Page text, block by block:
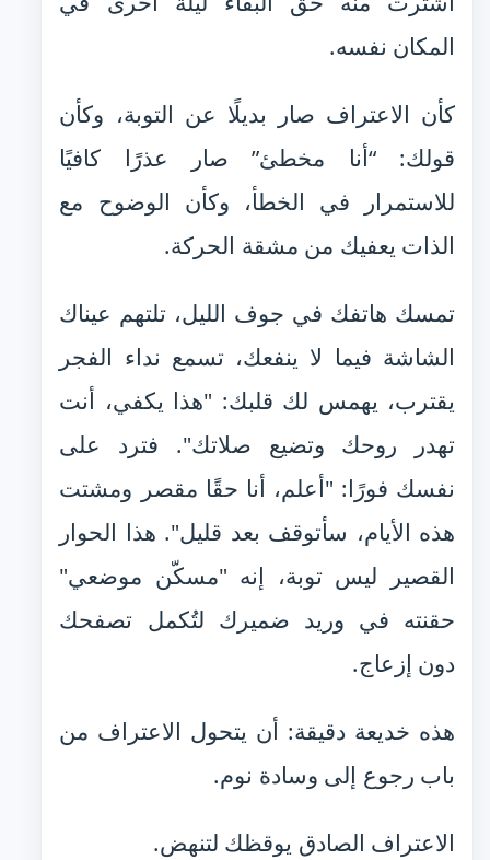
المكان نفسه.
كأن الاعتراف صار بديلًا عن التوبة، وكأن
قولك: “أنا مخطئ” صار عذرًا كافيًا
للاستمرار في الخطأ، وكأن الوضوح مع
الذات يعفيك من مشقة الحركة.
تمسك هاتفك في جوف الليل، تلتهم عيناك
الشاشة فيما لا ينفعك، تسمع نداء الفجر
يقترب، يهمس لك قلبك: "هذا يكفي، أنت
تهدر روحك وتضيع صلاتك". فترد على
نفسك فورًا: "أعلم، أنا حقًا مقصر ومشتت
هذه الأيام، سأتوقف بعد قليل". هذا الحوار
القصير ليس توبة، إنه "مسكّن موضعي"
حقنته في وريد ضميرك لتُكمل تصفحك
دون إزعاج.
هذه خديعة دقيقة: أن يتحول الاعتراف من
باب رجوع إلى وسادة نوم.
الاعتراف الصادق يوقظك لتنهض.